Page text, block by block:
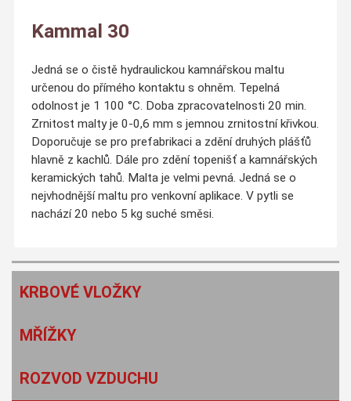
Kammal 30
Jedná se o čistě hydraulickou kamnářskou maltu
určenou do přímého kontaktu s ohněm. Tepelná
odolnost je 1 100 °C. Doba zpracovatelnosti 20 min.
Zrnitost malty je 0-0,6 mm s jemnou zrnitostní křivkou.
Doporučuje se pro prefabrikaci a zdění druhých plášťů
hlavně z kachlů. Dále pro zdění topenišť a kamnářských
keramických tahů. Malta je velmi pevná. Jedná se o
nejvhodnější maltu pro venkovní aplikace. V pytli se
nachází 20 nebo 5 kg suché směsi.
KRBOVÉ VLOŽKY
MŘÍŽKY
ROZVOD VZDUCHU